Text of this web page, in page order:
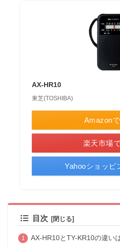
AX-HR10
東芝(TOSHIBA)
Amazon
楽天市場
Yahooショッピ
目次
AX-HR10とTY-KR10の違い